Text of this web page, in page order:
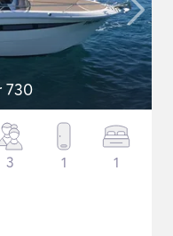
730
3 1 1